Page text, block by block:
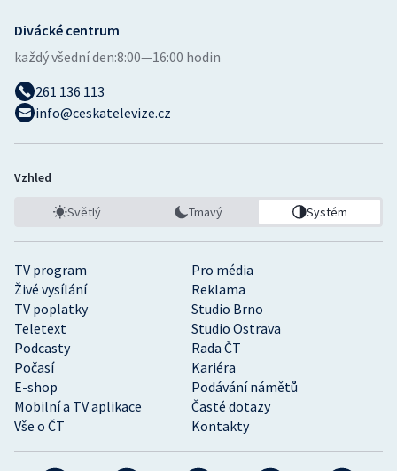
TV program
Pro média
Živé vysílání
Reklama
TV poplatky
Studio Brno
Teletext
Studio Ostrava
Podcasty
Rada ČT
Počasí
Kariéra
E-shop
Podávání námětů
Mobilní a TV aplikace
Časté dotazy
Vše o ČT
Kontakty
Divácké centrum
každý všední den:8:00—16:00 hodin
261 136 113
info@ceskatelevize.cz
Vzhled
Světlý Tmavý Systém